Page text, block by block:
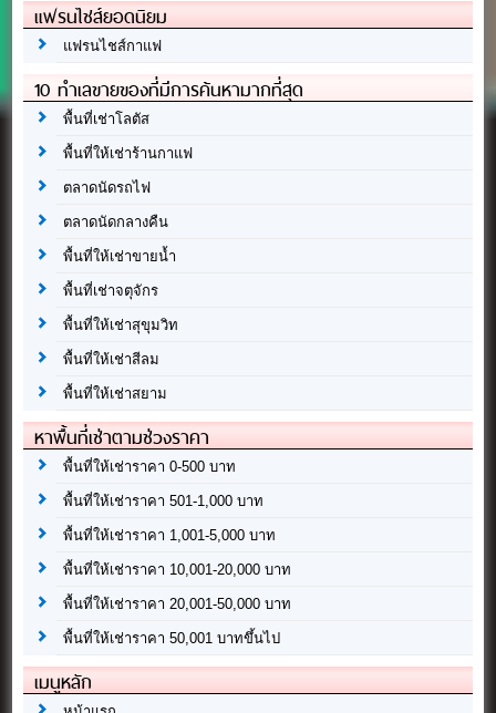
แฟรนไชส์ยอดนิยม
แฟรนไชส์กาแฟ
10 ทำเลขายของที่มีการค้นหามากที่สุด
พื้นที่เช่าโลตัส
พื้นที่ให้เช่าร้านกาแฟ
ตลาดนัดรถไฟ
ตลาดนัดกลางคืน
พื้นที่ให้เช่าขายน้ำ
พื้นที่เช่าจตุจักร
พื้นที่ให้เช่าสุขุมวิท
พื้นที่ให้เช่าสีลม
พื้นที่ให้เช่าสยาม
หาพื้นที่เช่าตามช่วงราคา
พื้นที่ให้เช่าราคา 0-500 บาท
พื้นที่ให้เช่าราคา 501-1,000 บาท
พื้นที่ให้เช่าราคา 1,001-5,000 บาท
พื้นที่ให้เช่าราคา 10,001-20,000 บาท
พื้นที่ให้เช่าราคา 20,001-50,000 บาท
พื้นที่ให้เช่าราคา 50,001 บาทขึ้นไป
เมนูหลัก